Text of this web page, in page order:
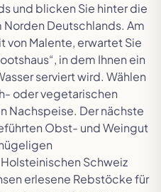
und blicken Sie hinter die
Norden Deutschlands. Am
von Malente, erwartet Sie
in dem Ihnen ein
serviert wird. Wählen
oder vegetarischen
Nachspeise. Der nächste
Obst- und Weingut
Schweiz
erlesene Rebstöcke für